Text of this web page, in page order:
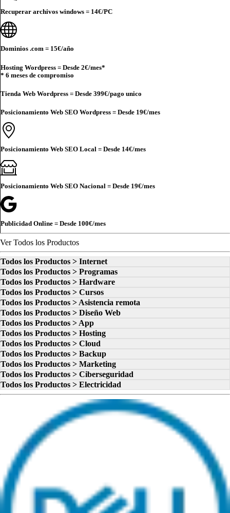
Recuperar archivos windows = 14€/PC
Dominios .com = 15€/año
Hosting Wordpress = Desde 2€/mes*
* 6 meses de compromiso
Tienda Web Wordpress = Desde 399€/pago unico
Posicionamiento Web SEO Wordpress = Desde 19€/mes
Posicionamiento Web SEO Local = Desde 14€/mes
Posicionamiento Web SEO Nacional = Desde 19€/mes
Publicidad Online = Desde 100€/mes
Ver Todos los Productos
Todos los Productos > Internet
Todos los Productos > Programas
Todos los Productos > Hardware
Todos los Productos > Cursos
Todos los Productos > Asistencia remota
Todos los Productos > Diseño Web
Todos los Productos > App
Todos los Productos > Hosting
Todos los Productos > Cloud
Todos los Productos > Backup
Todos los Productos > Marketing
Todos los Productos > Ciberseguridad
Todos los Productos > Electricidad